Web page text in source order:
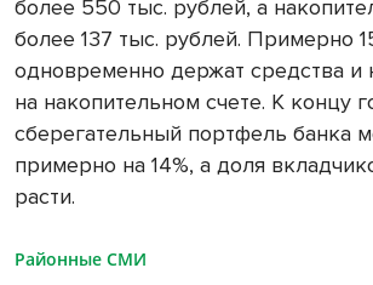
более 550 тыс. рублей, а
более 137 тыс. рублей. Примерно
одновременно держат средства и
на накопительном счете. К концу
сберегательный портфель банка
примерно на 14%, а доля
расти.
Районные СМИ